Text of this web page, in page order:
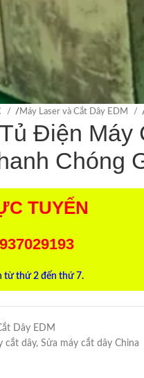
/ Máy Laser và Cắt Dây EDM
Điện Máy
Chóng
TUYẾN
từ thứ 2 đến thứ 7.
Dây EDM
cắt dây, Sửa máy cắt dây China